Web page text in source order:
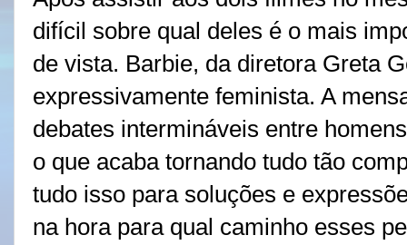
difícil sobre qual deles é o mais
de vista. Barbie, da diretora Greta
expressivamente feminista. A
debates intermináveis entre
o que acaba tornando tudo tão
tudo isso para soluções e
na hora para qual caminho esses